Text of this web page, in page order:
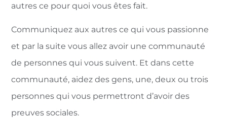
autres ce pour quoi vous êtes fait.
Communiquez aux autres ce qui vous passionne
et par la suite vous allez avoir une communauté
de personnes qui vous suivent. Et dans cette
communauté, aidez des gens, une, deux ou trois
personnes qui vous permettront d’avoir des
preuves sociales.